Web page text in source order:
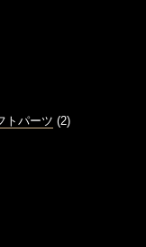
トパーツ (2)